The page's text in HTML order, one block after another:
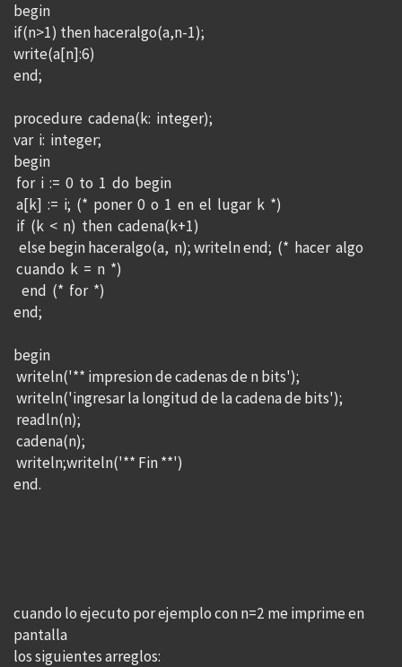
begin
if(n>1) then haceralgo(a,n-1);
write(a[n]:6)
end;
procedure cadena(k: integer);
var i: integer;
begin
for i := 0 to 1 do begin
a[k] := i; (* poner 0 o 1 en el lugar k *)
if (k < n) then cadena(k+1)
else begin haceralgo(a, n); writeln end; (* hacer algo
cuando k = n *)
end (* for *)
end;
begin
writeln('** impresion de cadenas de n bits');
writeln('ingresar la longitud de la cadena de bits');
readln(n);
cadena(n);
writeln;writeln('** Fin **')
end.
cuando lo ejecuto por ejemplo con n=2 me imprime en
pantalla
los siguientes arreglos: